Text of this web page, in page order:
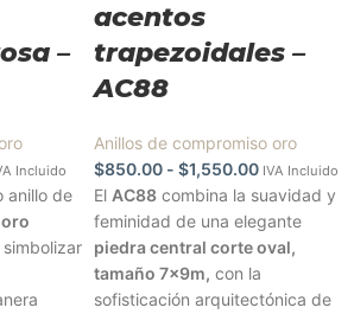
–
Incluido
anillo de
oro
acentos
trapezoidales –
AC88
Anillos de compromiso oro
$850.00 - $1,550.00 IVA Incluido
El AC88 combina la suavidad y
feminidad de una elegante
piedra central corte oval,
tamaño 7x9m, con la
sofisticación arquitectónica de